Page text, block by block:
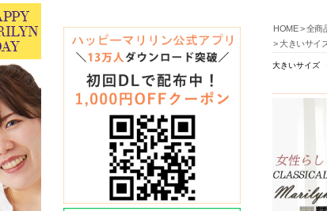
HOME 全商
大きいサイ
大きいサイズ